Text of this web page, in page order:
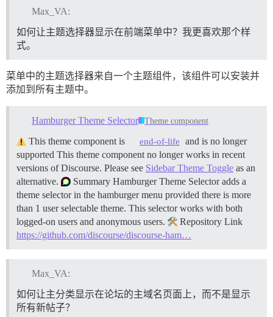
Max_VA:
如何让主题选择器显示在前端菜单中？我更喜欢那个样
式。
菜单中的主题选择器来自一个主题组件，该组件可以安装并
添加到所有主题中。
Hamburger Theme Selector Theme component
This theme component is end-of-life
and is no longer
supported This theme component no longer works in recent
versions of Discourse. Please see Sidebar Theme Toggle as an
alternative.
Summary Hamburger Theme Selector adds a
theme selector in the hamburger menu provided there is more
than 1 user selectable theme. This selector works with both
logged-on users and anonymous users.
Repository Link
https://github.com/discourse/discourse-ham…
Max_VA:
如何让主分类显示在论坛的主域名页面上，而不是显示
所有新帖子？